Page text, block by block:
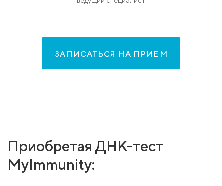
ЗАПИСАТЬСЯ НА ПРИЕМ
Приобретая ДНК-тест
MyImmunity: